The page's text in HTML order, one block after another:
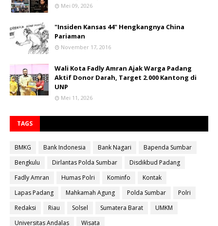
Mei 09, 2026
"Insiden Kansas 44" Hengkangnya China
Pariaman
November 17, 2016
Wali Kota Fadly Amran Ajak Warga Padang
Aktif Donor Darah, Target 2.000 Kantong di
UNP
Mei 11, 2026
TAGS
BMKG Bank Indonesia Bank Nagari
Bapenda Sumbar
Bengkulu
Dirlantas Polda Sumbar
Disdikbud Padang
Fadly Amran
Humas Polri Kominfo
Kontak
Lapas Padang
Mahkamah Agung Polda Sumbar
Polri
Redaksi
Riau Solsel Sumatera Barat
UMKM
Universitas Andalas
Wisata